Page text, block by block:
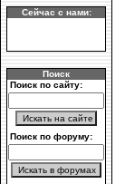
Сейчас с нами:
Поиск
Поиск по сайту:
Поиск по форуму: